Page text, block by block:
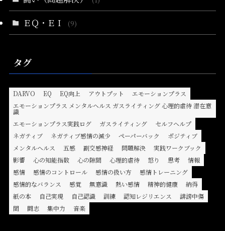
ＥＱ・ＥＩ (9)
タグ
DARVO EQ EQ向上 アウトプット
エモーションプラス
エモーションプラス メンタルヘルス ガスライティング 心理的虐待 潜在意
識
エモーションプラス実践ログ
ガスライティング
セルフヘルプ
ネガティブ
ネガティブ感情の減少 ペーパーバック
ポジティブ
メンタルヘルス
五感 副交感神経 問題解決
実践ワークブック
影響
心の知能指数 心の隙間 心理的虐待 怒り 思考
情報
感情
感情のコントロール 感情の扱い方
感情トレーニング
感情的なバランス
感覚 無意識 熱い感情 精神的健康
納得
紙の本
自己実現 自己認識 訓練 認知レジリエンス
誹謗中傷
間
闘志 集中力 音楽